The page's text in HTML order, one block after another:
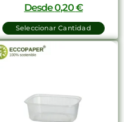
Desde0,20€
Seleccionar Cantidad